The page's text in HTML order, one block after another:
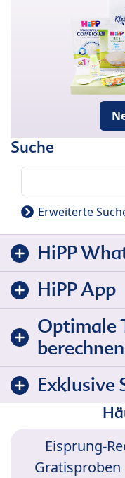
Suche
Erweiterte
HiPP
HiPP App
Optimale
Exklusive
Eisprung-
Gratisproben